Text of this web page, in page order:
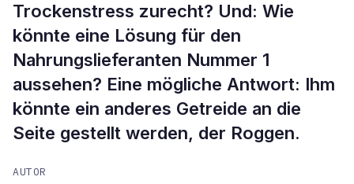
Trockenstress zurecht? Und: Wie
könnte eine Lösung für den
Nahrungslieferanten Nummer 1
aussehen? Eine mögliche Antwort: Ihm
könnte ein anderes Getreide an die
Seite gestellt werden, der Roggen.
AUTOR